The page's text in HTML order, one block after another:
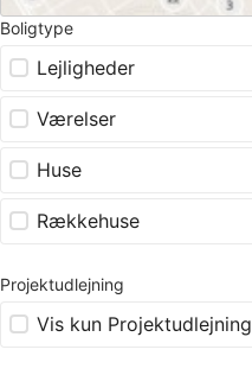
Boligtype
Lejligheder
Værelser
Huse
Rækkehuse
Projektudlejning
Vis kun Projektudlejning